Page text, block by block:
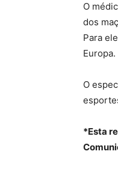
O
dos
Para
Europa.
O
*Esta